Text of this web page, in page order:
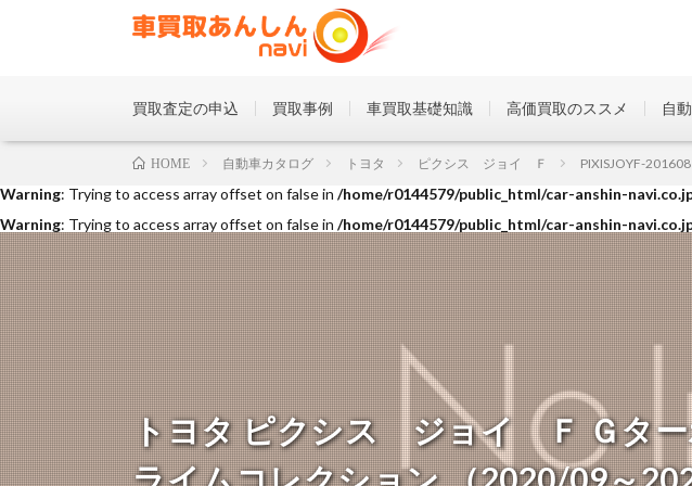
: Trying to access array offset on false in /home/r0144579/public_html/car-anshin-
Warning: Trying to access array offset on false in /home/r0144579/public_html/car-anshin-
Warning: Trying to access array offset on false in /home/r0144579/public_html/car-anshin-
買取査定の申込 買取事例 車買取基礎知識 高価買取のススメ 自
トヨタ ピクシス ジョイ Ｆ Ｇタ
HOME 自動車カタログ トヨタ ピクシス ジョイ Ｆ PIXISJOYF-201608